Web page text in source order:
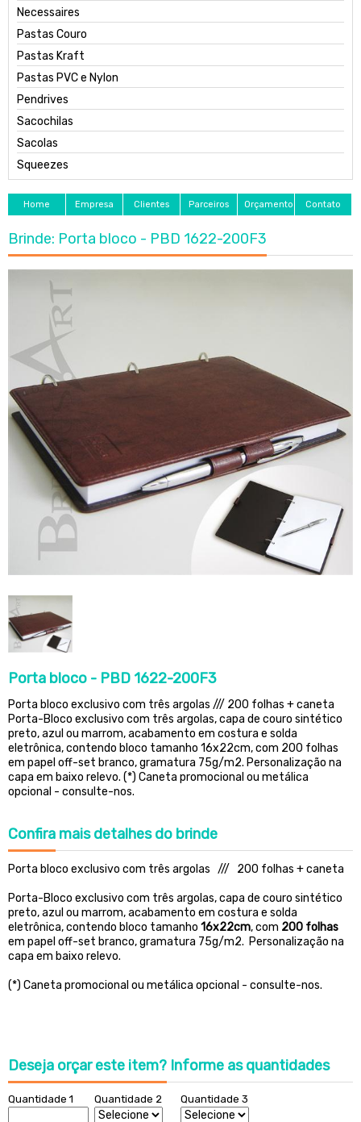
Necessaires
Pastas Couro
Pastas Kraft
Pastas PVC e Nylon
Pendrives
Sacochilas
Sacolas
Squeezes
Home Empresa Clientes Parceiros Orçamento Contato
Brinde: Porta bloco - PBD 1622-200F3
Porta bloco - PBD 1622-200F3
Porta bloco exclusivo com três argolas /// 200 folhas + caneta
Porta-Bloco exclusivo com três argolas, capa de couro sintético
preto, azul ou marrom, acabamento em costura e solda
eletrônica, contendo bloco tamanho 16x22cm, com 200 folhas
em papel off-set branco, gramatura 75g/m2. Personalização na
capa em baixo relevo. (*) Caneta promocional ou metálica
opcional - consulte-nos.
Confira mais detalhes do brinde
Porta bloco exclusivo com três argolas /// 200 folhas + caneta
Porta-Bloco exclusivo com três argolas, capa de couro sintético
preto, azul ou marrom, acabamento em costura e solda
eletrônica, contendo bloco tamanho 16x22cm, com 200 folhas
em papel off-set branco, gramatura 75g/m2. Personalização na
capa em baixo relevo.
(*) Caneta promocional ou metálica opcional - consulte-nos.
Deseja orçar este item? Informe as quantidades
Quantidade 1 Quantidade 2 Quantidade 3